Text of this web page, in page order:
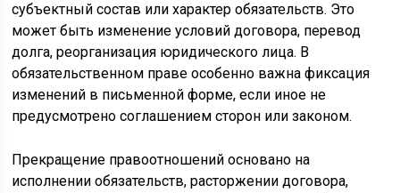
субъектный состав или характер обязательств. Это
может быть изменение условий договора, перевод
долга, реорганизация юридического лица. В
обязательственном праве особенно важна фиксация
изменений в письменной форме, если иное не
предусмотрено соглашением сторон или законом.
Прекращение правоотношений основано на
исполнении обязательств, расторжении договора,